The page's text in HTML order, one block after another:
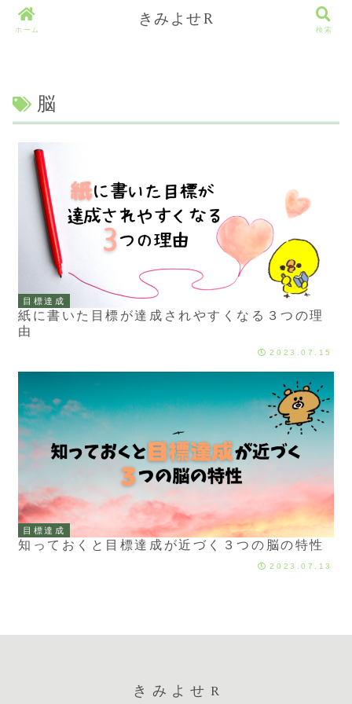
脳
目標達成
紙に書いた目標が達成されやすくなる３つの理
由
2023.07.15
目標達成
知っておくと目標達成が近づく３つの脳の特性
2023.07.13
きみよせR
ホーム きみよせR 検索